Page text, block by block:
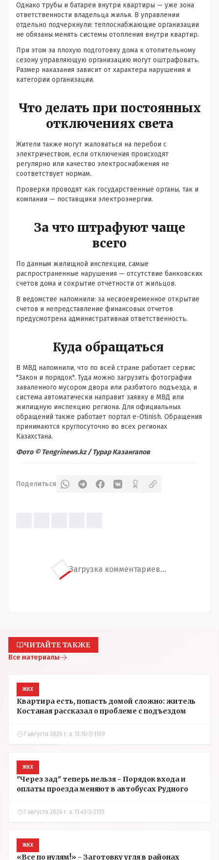
Однако трубы и батареи внутри квартиры — уже зона
ответственности владельца жилья. В управлении
отдельно подчеркнули: теплоснабжающие организации
не обязаны менять системы отопления внутри квартир.
При этом за плохую подготовку дома к отопительному
сезону управляющую организацию могут оштрафовать.
Размер наказания зависит от характера нарушения и
категории организации.
Что делать при постоянных
отключениях света
Жители также могут жаловаться на перебои с
электричеством, если отключения происходят
регулярно или качество электроснабжения не
соответствует нормам.
Проверки проводят как государственные органы, так и
компании — поставщики электроэнергии.
За что штрафуют чаще
всего
По данным жилищной инспекции, самые
распространенные нарушения — отсутствие банковских
счетов дома и сокрытие отчетности от жильцов.
В ведомстве напомнили: за несвоевременное открытие
счетов и непредставление финансовых отчетов
предусмотрена административная ответственность.
Куда обращаться
В МВД напомнили, что по всей стране работает сервис
"Закон и порядок". Туда можно загрузить фотографии
заваленного мусором двора или разбитого подъезда, и
система автоматически направит заявку в МВД или
жилищную инспекцию региона. Для официальных
обращений также работает портал e-Otinish. Обращения
принимаются круглосуточно во всех регионах
Казахстана.
Фото © Tengrinews.kz / Турар Казангапов
Поделиться
Загрузка комментариев...
ЧИТАЙТЕ ТАКЖЕ
Все материалы
ЖКХ
Квартира есть, попасть домой сложно: житель
Костаная рассказал о проблеме с подъездом
7 августа 2026 г. в 13:10 1159
ЖКХ
"Через зад" теперь нельзя - Порядок входа и
оплаты проезда меняют в автобусах Рудного
7 августа 2026 г. в 11:43 2135
ЖКХ
«Все по нулям!» - Заготовку угля в районах